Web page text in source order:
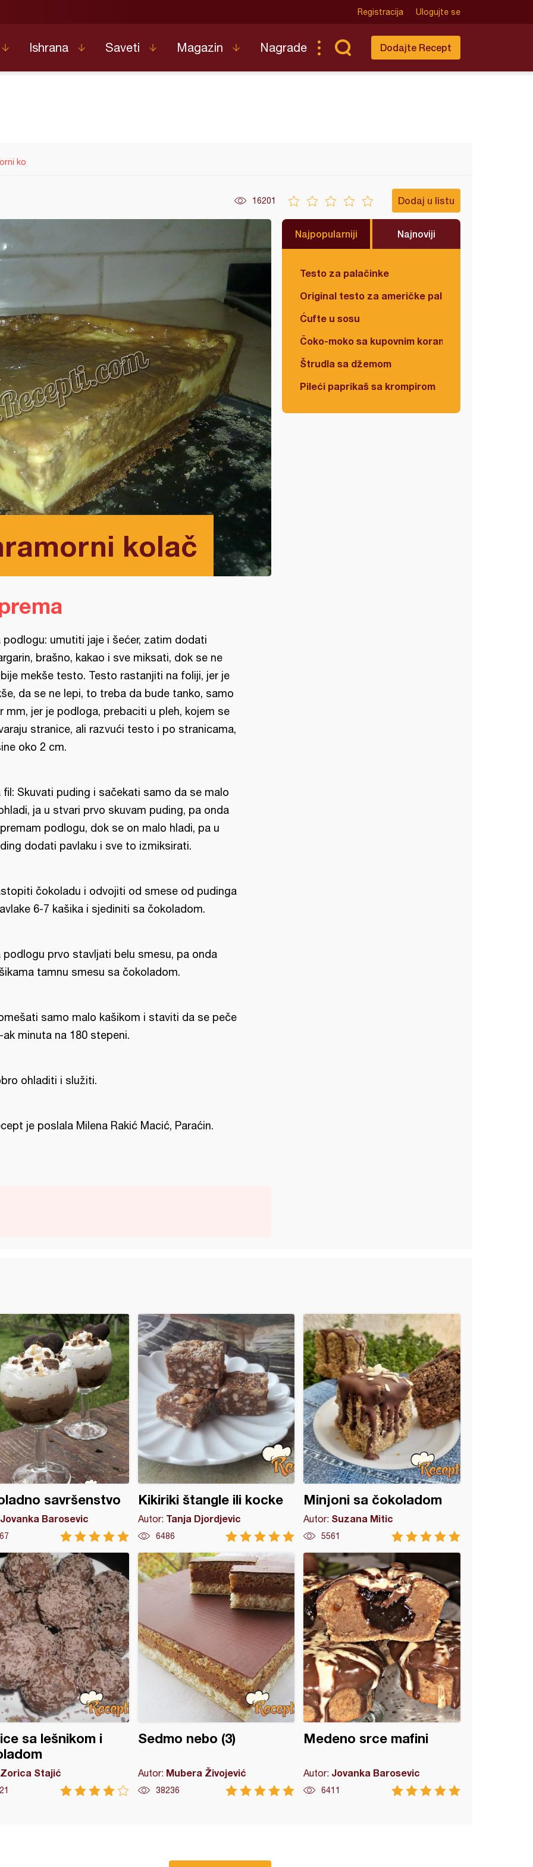
Registracija Ulogujte se
Ishrana Saveti Magazin Nagrade Dodajte Recept
ko
16201 Dodaj u listu
kolač
Najpopularniji Najnoviji
Testo za palačinke
Original testo za američke palačinke
Ćufte u sosu
Čoko-moko sa kupovnim korama
Štrudla sa džemom
Pileći paprikaš sa krompirom
podlogu: umutiti jaje i šećer, zatim dodati
brašno, kakao i sve miksati, dok se ne
mekše testo. Testo rastanjiti na foliji, jer je
da se ne lepi, to treba da bude tanko, samo
mm, jer je podloga, prebaciti u pleh, kojem se
stranice, ali razvući testo i po stranicama,
oko 2 cm.
fil: Skuvati puding i sačekati samo da se malo
ja u stvari prvo skuvam puding, pa onda
podlogu, dok se on malo hladi, pa u
dodati pavlaku i sve to izmiksirati.
čokoladu i odvojiti od smese od pudinga
6-7 kašika i sjediniti sa čokoladom.
podlogu prvo stavljati belu smesu, pa onda
tamnu smesu sa čokoladom.
samo malo kašikom i staviti da se peče
ak minuta na 180 stepeni.
ohladiti i služiti.
je poslala Milena Rakić Macić, Paraćin.
savršenstvo
Jovanka Barosevic
Kikiriki štangle ili kocke
Autor: Tanja Djordjevic
6486
Minjoni sa čokoladom
Autor: Suzana Mitic
5561
sa lešnikom i
Zorica Stajić
Sedmo nebo (3)
Autor: Mubera Živojević
38236
Medeno srce mafini
Autor: Jovanka Barosevic
6411